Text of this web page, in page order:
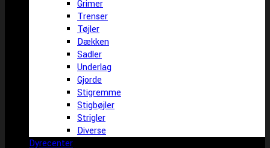
Grimer
Trenser
Tøjler
Dækken
Sadler
Underlag
Gjorde
Stigremme
Stigbøjler
Strigler
Diverse
Dyrecenter